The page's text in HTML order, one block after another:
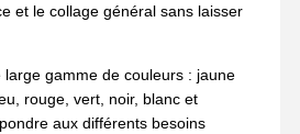
et le collage général sans laisser
large gamme de couleurs : jaune
rouge, vert, noir, blanc et
aux différents besoins